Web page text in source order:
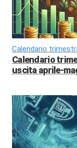
Calendario
Calendario
uscita aprile-